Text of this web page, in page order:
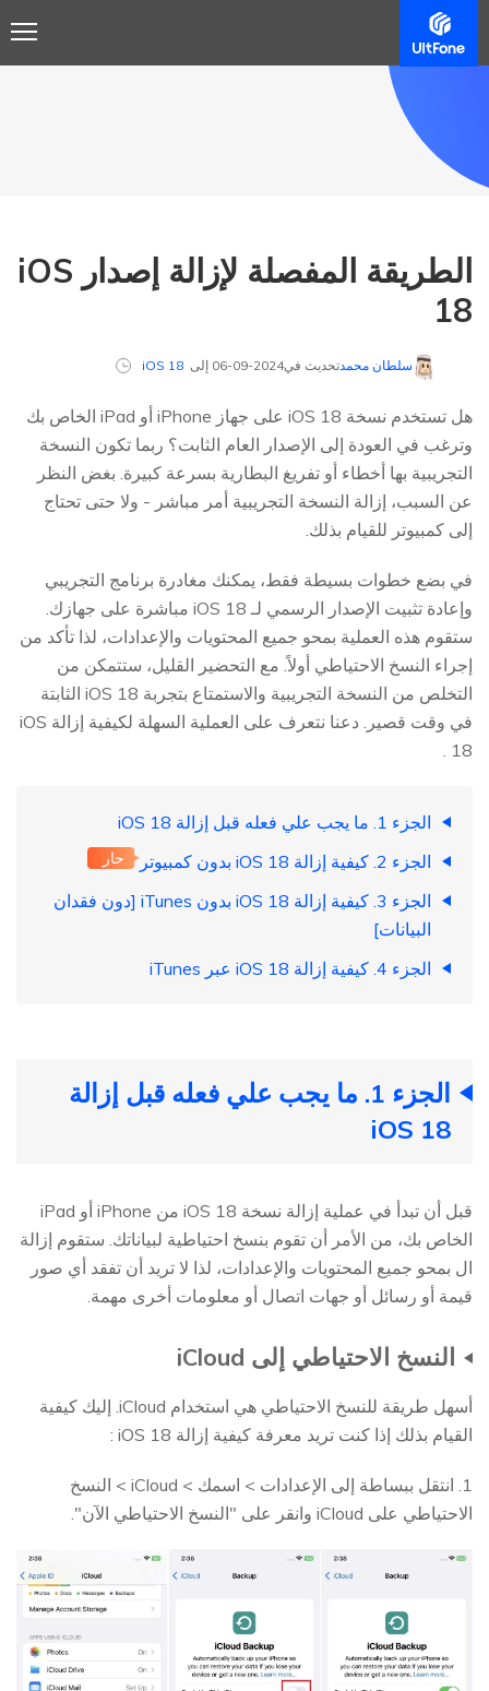
الطريقة المفصلة لإزالة إصدار iOS
18
سلطان محمدتحديث في2024-09-06 إلى iOS 18
هل تستخدم نسخة iOS 18 على جهاز iPhone أو iPad الخاص بك
وترغب في العودة إلى الإصدار العام الثابت؟ ربما تكون النسخة
التجريبية بها أخطاء أو تفريغ البطارية بسرعة كبيرة. بغض النظر
عن السبب، إزالة النسخة التجريبية أمر مباشر - ولا حتى تحتاج
إلى كمبيوتر للقيام بذلك.
في بضع خطوات بسيطة فقط، يمكنك مغادرة برنامج التجريبي
وإعادة تثبيت الإصدار الرسمي لـ iOS 18 مباشرة على جهازك.
ستقوم هذه العملية بمحو جميع المحتويات والإعدادات، لذا تأكد من
إجراء النسخ الاحتياطي أولاً. مع التحضير القليل، ستتمكن من
التخلص من النسخة التجريبية والاستمتاع بتجربة iOS 18 الثابتة
في وقت قصير. دعنا نتعرف على العملية السهلة لكيفية إزالة iOS
18 .
الجزء 1. ما يجب علي فعله قبل إزالة iOS 18
الجزء 2. كيفية إزالة iOS 18 بدون كمبيوتر
حار
الجزء 3. كيفية إزالة iOS 18 بدون iTunes [دون فقدان
البيانات]
الجزء 4. كيفية إزالة iOS 18 عبر iTunes
الجزء 1. ما يجب علي فعله قبل إزالة
iOS 18
قبل أن تبدأ في عملية إزالة نسخة iOS 18 من iPhone أو iPad
الخاص بك، من الأمر أن تقوم بنسخ احتياطية لبياناتك. ستقوم إزالة
ال بمحو جميع المحتويات والإعدادات، لذا لا تريد أن تفقد أي صور
قيمة أو رسائل أو جهات اتصال أو معلومات أخرى مهمة.
النسخ الاحتياطي إلى iCloud
أسهل طريقة للنسخ الاحتياطي هي استخدام iCloud. إليك كيفية
القيام بذلك إذا كنت تريد معرفة كيفية إزالة iOS 18 :
1. انتقل ببساطة إلى الإعدادات > اسمك > iCloud > النسخ
الاحتياطي على iCloud وانقر على "النسخ الاحتياطي الآن".